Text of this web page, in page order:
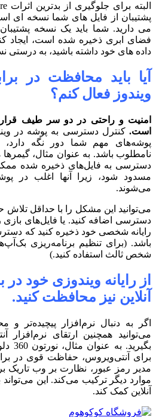
پشتیبان از فایل های شما نسخه ای
می دارید. شما باید یک نسخه
فضای ابری ذخیره شده است، ایجاد
داده های خود داشته باشید، به درستی
آیا باید محافظت در
ویندوز فعال کنم؟
امنیت و راحتی در دو سر طیف قرار
است. کنترل دسترسی به پوشه در
پوشه‌های مهم شما دور نگه دارد،
نامطلوب باشد. به عنوان مثال،
دسترسی به فایل‌های ذخیره شده
می‌شوند.
می‌توانید این مشکل را با حداقل تلاش
دسترسی اضافه کنید. یا فایل‌های
رایانه شخصی خود ذخیره کنید که
باشد. (برای تنظیم برنامه‌ریزی
شخص ثالث استفاده کنید.)
از رایانه ویندوزی خود در
آنلاین نیز محافظت کنید.
اگر به دنبال نرم‌افزار پیچیده‌تر
می‌توانید همچنین ارتقای
مدیر رمز عبور، نظارت بر وب
موارد دیگر ترکیب می‌کند. این
آنلاین کمک کند.